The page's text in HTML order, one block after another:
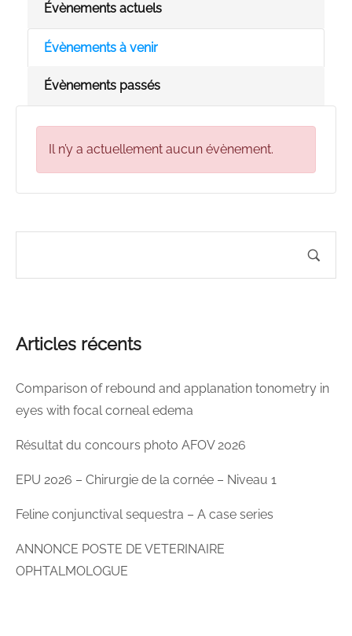
Articles récents
Comparison of rebound and applanation tonometry in
eyes with focal corneal edema
Résultat du concours photo AFOV 2026
EPU 2026 – Chirurgie de la cornée – Niveau 1
Feline conjunctival sequestra – A case series
ANNONCE POSTE DE VETERINAIRE
OPHTALMOLOGUE
Évènements actuels
Évènements à venir
Évènements passés
Il n’y a actuellement aucun évènement.